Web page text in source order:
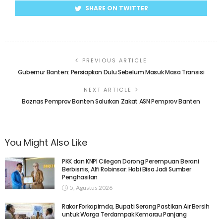
SHARE ON TWITTER
PREVIOUS ARTICLE
Gubernur Banten: Persiapkan Dulu Sebelum Masuk Masa Transisi
NEXT ARTICLE
Baznas Pemprov Banten Salurkan Zakat ASN Pemprov Banten
You Might Also Like
PKK dan KNPI Cilegon Dorong Perempuan Berani
Berbisnis, Alfi Robinsar: Hobi Bisa Jadi Sumber
Penghasilan
5, Agustus 2026
Rakor Forkopimda, Bupati Serang Pastikan Air Bersih
untuk Warga Terdampak Kemarau Panjang